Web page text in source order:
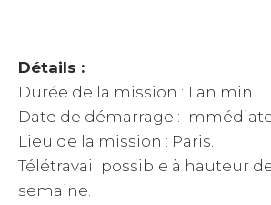
Détails :
Durée de la mission : 1 an min.
Date de démarrage :
Lieu de la mission : Paris.
Télétravail possible à hauteur
semaine.